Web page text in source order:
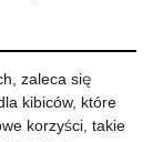
zaleca się
kibiców, które
korzyści, takie